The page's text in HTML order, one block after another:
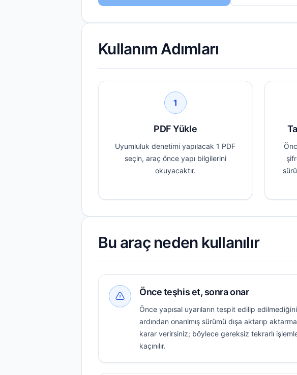
Kullanım Adımları
1
PDF Yükle
Uyumluluk denetimi yapılacak 1 PDF
seçin, araç önce yapı bilgilerini
okuyacaktır.
Bu araç neden kullanılır
Önce teşhis et, sonra onar
Önce yapısal uyarıların tespit edilip
ardından onarılmış sürümü dışa aktarıp
karar verirsiniz; böylece gereksiz tekrarlı
kaçınılır.